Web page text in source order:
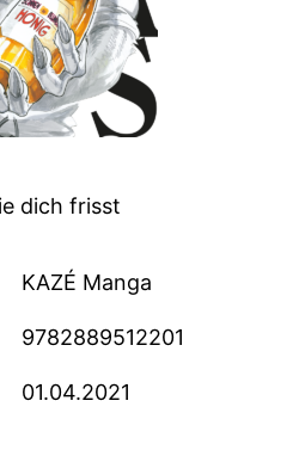
dich frisst
KAZÉ Manga
9782889512201
01.04.2021